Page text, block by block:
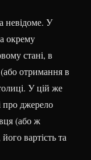
невідоме. У
окрему
стані, в
отримання в
У цій же
про джерело
(або ж
вартість та